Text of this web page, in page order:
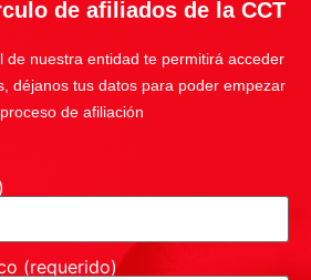
de afiliados de la CCT
de nuestra entidad te permitirá acceder
déjanos tus datos para poder empezar
de afiliación
(requerido)